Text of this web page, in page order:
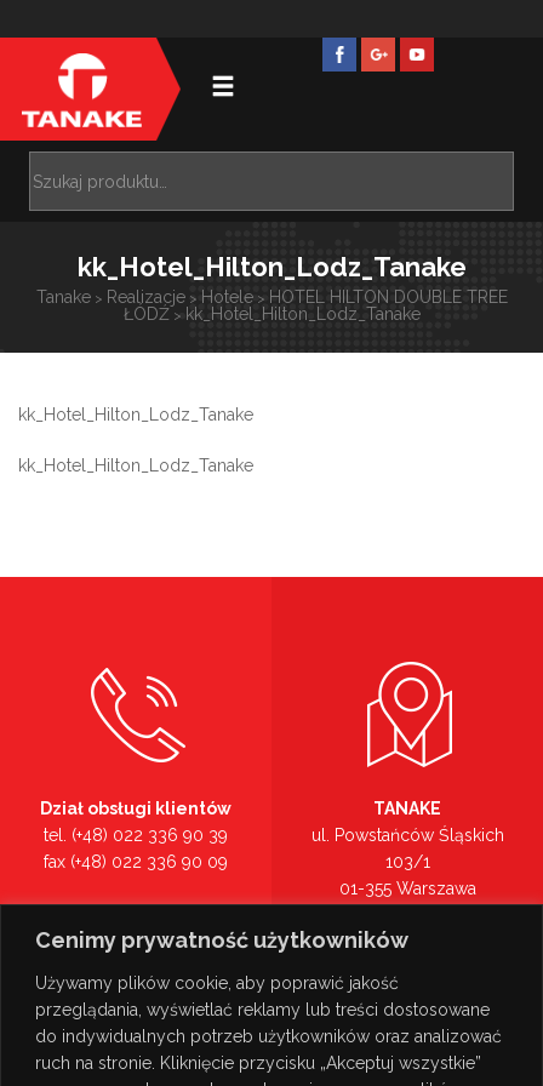
Cenimy prywatność użytkowników
Używamy plików cookie, aby poprawić jakość
przeglądania, wyświetlać reklamy lub treści dostosowane
do indywidualnych potrzeb użytkowników oraz analizować
ruch na stronie. Kliknięcie przycisku „Akceptuj wszystkie”
kk_Hotel_Hilton_Lodz_Tanake
Tanake> Realizacje> Hotele> HOTEL HILTON DOUBLE TREE
ŁÓDŹ> kk_Hotel_Hilton_Lodz_Tanake
kk_Hotel_Hilton_Lodz_Tanake
kk_Hotel_Hilton_Lodz_Tanake
Dział obsługi klientów
tel. (+48) 022 336 90 39
fax (+48) 022 336 90 09
tel. (+48) 022 336 90 00
TANAKE
ul. Powstańców Śląskich
103/1
01-355 Warszawa
Zobacz na mapie >